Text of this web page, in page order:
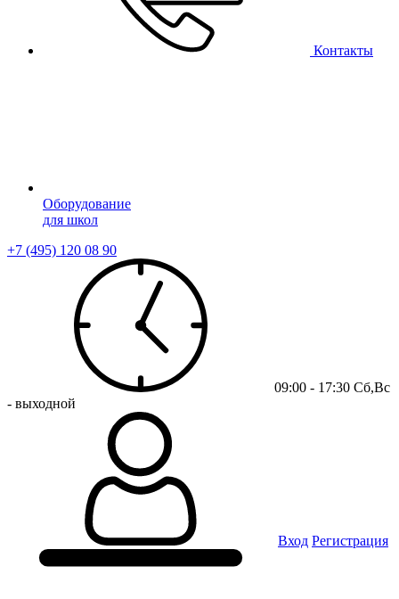
Контакты
Оборудование
для школ
+7 (495) 120 08 90
09:00 - 17:30 Сб,Вс
- выходной
Вход Регистрация